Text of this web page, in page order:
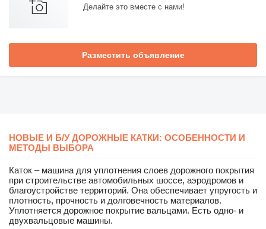
Делайте это вместе с нами!
Разместить объявление
НОВЫЕ И Б/У ДОРОЖНЫЕ КАТКИ: ОСОБЕННОСТИ И
МЕТОДЫ ВЫБОРА
Каток – машина для уплотнения слоев дорожного покрытия
при строительстве автомобильных шоссе, аэродромов и
благоустройстве территорий. Она обеспечивает упругость и
плотность, прочность и долговечность материалов.
Уплотняется дорожное покрытие вальцами. Есть одно- и
двухвальцовые машины.